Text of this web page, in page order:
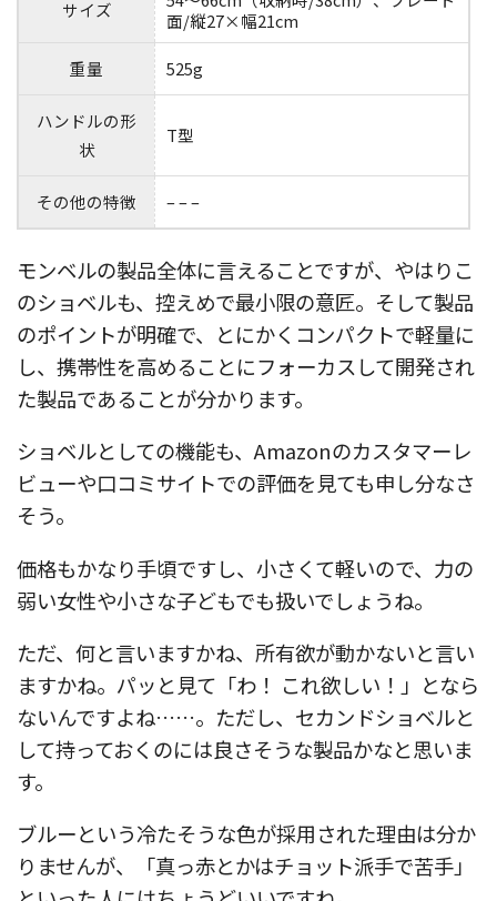
サイズ
面/縦27×幅21cm
重量 525g
ハンドルの形
状
T型
その他の特徴 – – –
モンベルの製品全体に言えることですが、やはりこ
のショベルも、控えめで最小限の意匠。そして製品
のポイントが明確で、とにかくコンパクトで軽量に
し、携帯性を高めることにフォーカスして開発され
た製品であることが分かります。
ショベルとしての機能も、Amazonのカスタマーレ
ビューや口コミサイトでの評価を見ても申し分なさ
そう。
価格もかなり手頃ですし、小さくて軽いので、力の
弱い女性や小さな子どもでも扱いでしょうね。
ただ、何と言いますかね、所有欲が動かないと言い
ますかね。パッと見て「わ！ これ欲しい！」となら
ないんですよね……。ただし、セカンドショベルと
して持っておくのには良さそうな製品かなと思いま
す。
ブルーという冷たそうな色が採用された理由は分か
りませんが、「真っ赤とかはチョット派手で苦手」